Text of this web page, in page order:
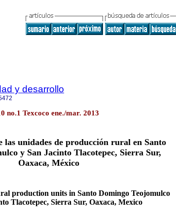
y desarrollo
no.1 Texcoco ene./mar. 2013
las unidades de producción rural en Santo
y San Jacinto Tlacotepec, Sierra Sur,
Oaxaca, México
production units in Santo Domingo Teojomulco
Tlacotepec, Sierra Sur, Oaxaca, Mexico